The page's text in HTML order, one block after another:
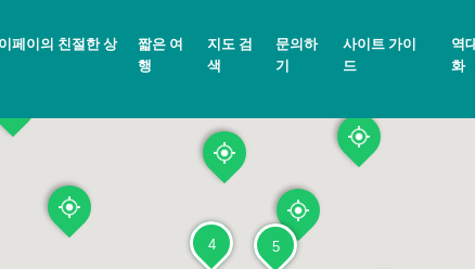
페이의 친절한 상
짧은 여
행
지도 검
색
문의하
기
사이트 가이
드
역
화
5
4